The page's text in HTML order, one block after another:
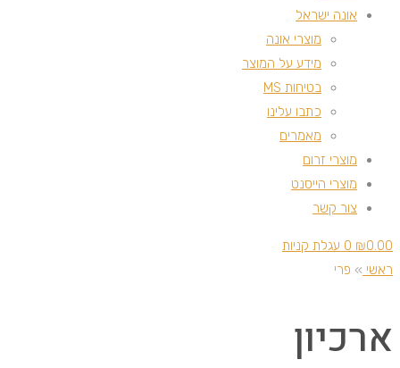
אונה ישראל
מוצרי אונה
מידע על המוצר
בטיחות MS
כתבו עלינו
מאמרים
מוצרי זרום
מוצרי הייסנט
צור קשר
₪0.00
0 עגלת קניות
ראשי » פרי
ארכיון